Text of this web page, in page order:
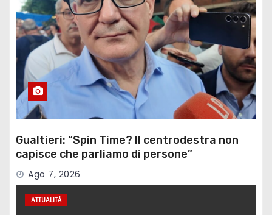
Gualtieri: “Spin Time? Il centrodestra non
capisce che parliamo di persone”
Ago 7, 2026
ATTUALITÀ